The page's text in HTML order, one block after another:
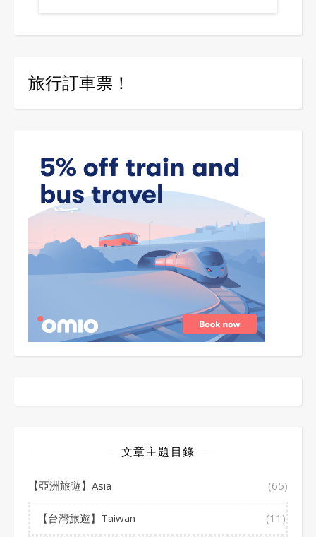
旅行訂車票！
文章主題目錄
【亞洲旅遊】Asia (65)
【台灣旅遊】Taiwan (11)